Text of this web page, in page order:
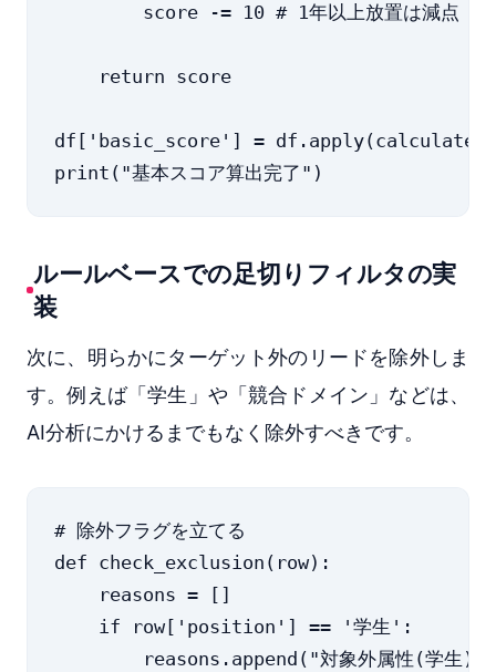
        score -= 10 # 1年以上放置は減点
    return score
df['basic_score'] =
ルールベースでの足切りフィルタの実
装
次に、明らかにターゲット外のリードを除外しま
す。例えば「学生」や「競合ドメイン」などは、
AI分析にかけるまでもなく除外すべきです。
# 除外フラグを立てる
def check_exclusion(row):
    reasons = []
    if row['position'] == '学生':
        reasons.append("対象外属性(学生)")